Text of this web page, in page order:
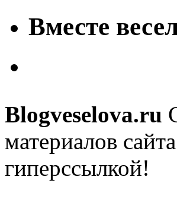
Вместе
Blogveselova.ru
материалов
гиперссылкой!